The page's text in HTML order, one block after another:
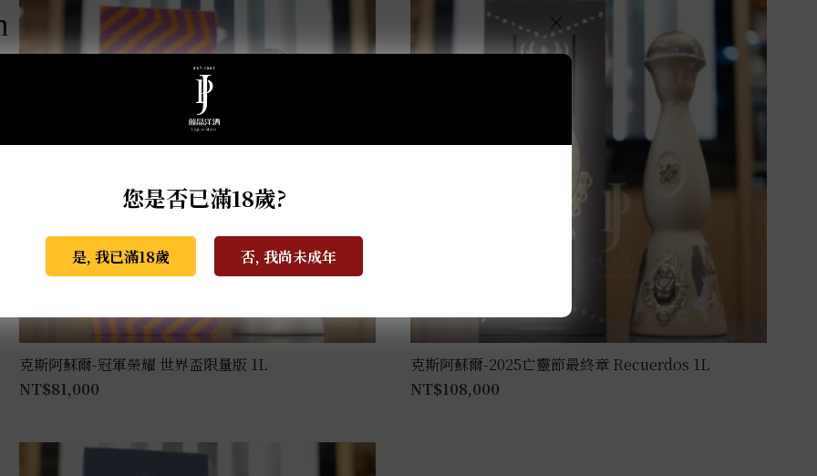
克斯阿蘇爾-冠軍榮耀 世界盃限量版 1L
NT$81,000
克斯阿蘇爾-2025亡靈節最終章 Recuerdos 1L
NT$108,000
您是否已滿18歲?
是, 我已滿18歲 否, 我尚未成年
×